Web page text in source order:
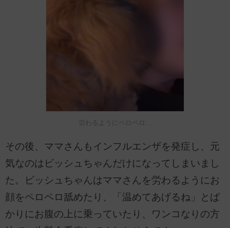
労わるようにペロペロ…
その後、ママさんもインフルエンザを発症し、元
気なのはビッシュちゃんだけになってしまいまし
た。ビッシュちゃんはママさんを労わるようにお
顔をペロペロ舐めたり、「温めてあげるね」とば
かりにお腹の上に乗っていたり、ワンコなりの方